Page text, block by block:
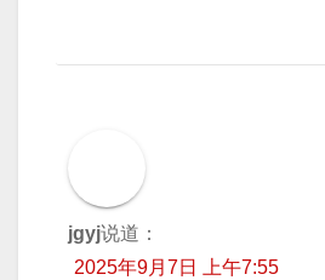
jgyj说道：
2025年9月7日 上午7:55